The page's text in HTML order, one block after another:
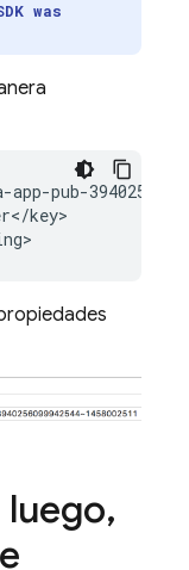
was
pub-
key>
luego,